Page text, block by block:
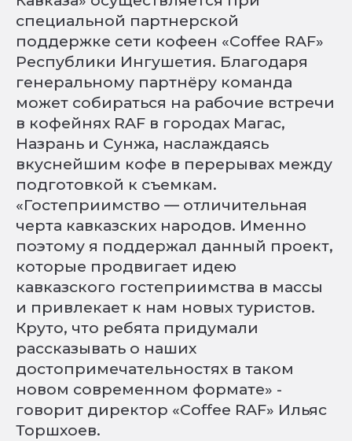
специальной партнерской
поддержке сети кофеен «Coffee RAF»
Республики Ингушетия. Благодаря
генеральному партнёру команда
может собираться на рабочие встречи
в кофейнях RAF в городах Магас,
Назрань и Сунжа, наслаждаясь
вкуснейшим кофе в перерывах между
подготовкой к съемкам.
«Гостеприимство — отличительная
черта кавказских народов. Именно
поэтому я поддержал данный проект,
которые продвигает идею
кавказского гостеприимства в массы
и привлекает к нам новых туристов.
Круто, что ребята придумали
рассказывать о наших
достопримечательностях в таком
новом современном формате» -
говорит директор «Coffee RAF» Ильяс
Торшхоев.